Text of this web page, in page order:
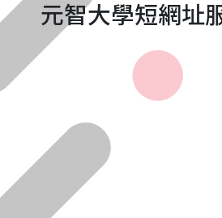
元智大學短網址